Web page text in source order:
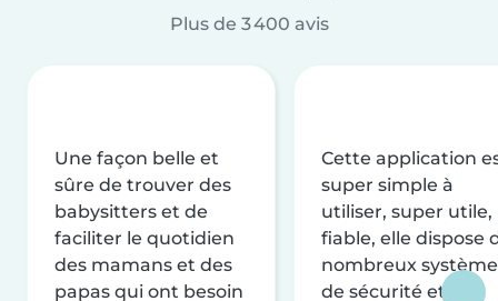
Plus de 3 400 avis
Une façon belle et
sûre de trouver des
babysitters et de
faciliter le quotidien
des mamans et des
papas qui ont besoin
Cette application
super simple à
utiliser, super utile,
fiable, elle dispose
nombreux
de sécurité et de